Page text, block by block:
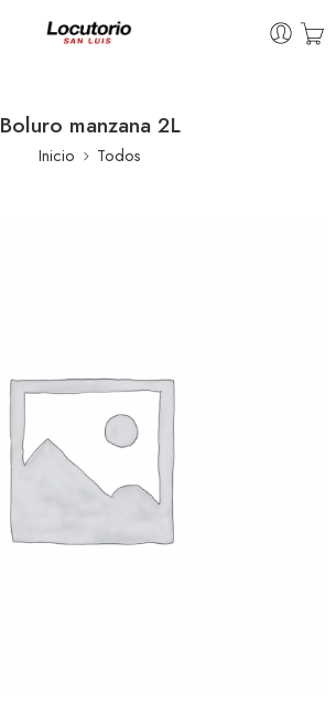
Boluro manzana 2L
Inicio Todos